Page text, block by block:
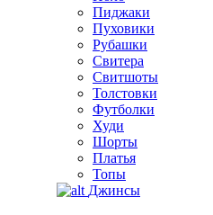
Пиджаки
Пуховики
Рубашки
Свитера
Свитшоты
Толстовки
Футболки
Худи
Шорты
Платья
Топы
Джинсы